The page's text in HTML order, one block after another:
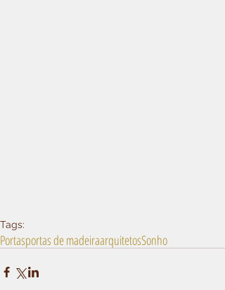
Tags:
Portasportas de madeiraarquitetosSonho